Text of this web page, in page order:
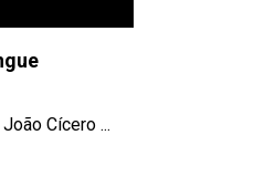
Cícero ...